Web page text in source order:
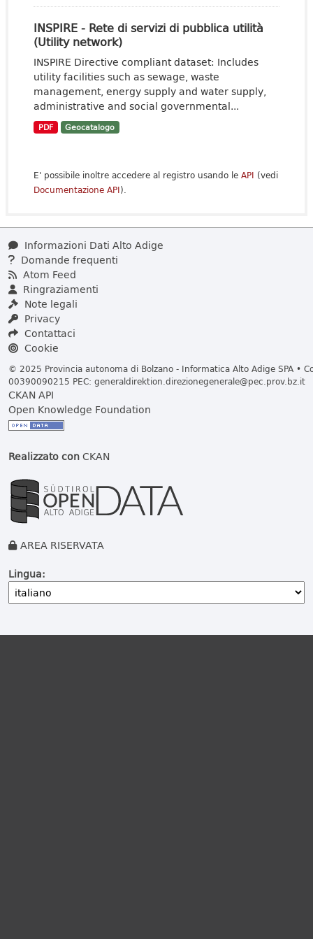
INSPIRE - Rete di servizi di pubblica utilità
(Utility network)
INSPIRE Directive compliant dataset: Includes
utility facilities such as sewage, waste
management, energy supply and water supply,
administrative and social governmental...
PDF Geocatalogo
E' possibile inoltre accedere al registro usando le API (vedi
Documentazione API).
Informazioni Dati Alto Adige
Domande frequenti
Atom Feed
Ringraziamenti
Note legali
Privacy
Contattaci
Cookie
© 2025 Provincia autonoma di Bolzano - Informatica Alto Adige SPA •
00390090215 PEC: generaldirektion.direzionegenerale@pec.prov.bz.it
CKAN API
Open Knowledge Foundation
Realizzato conCKAN
AREA RISERVATA
Lingua